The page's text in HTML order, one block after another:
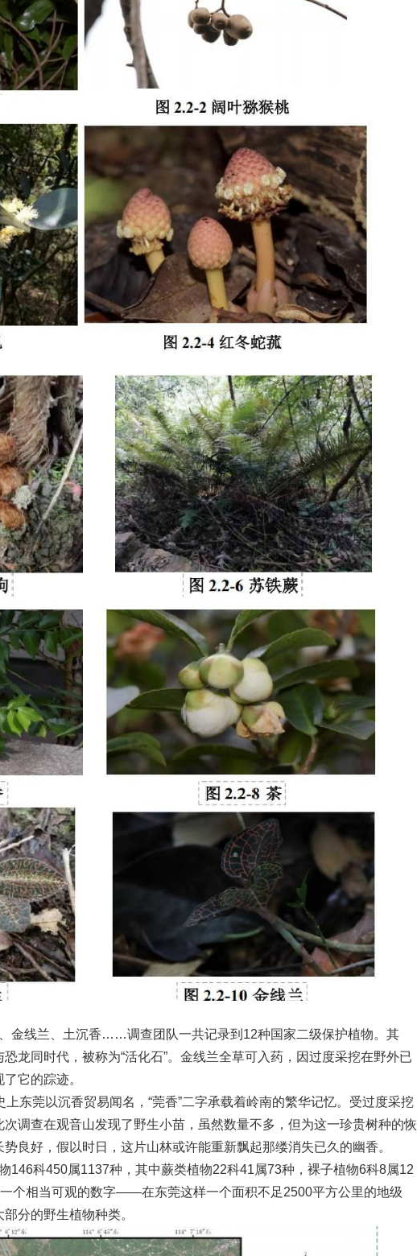
金线兰、土沉香……调查团队一共记录到12种国家二级保护植物。其
龙同时代，被称为“活化石”。金线兰全草可入药，因过度采挖在野外已
它的踪迹。
上东莞以沉香贸易闻名，“莞香”二字承载着岭南的繁华记忆。受过度采挖
调查在观音山发现了野生小苗，虽然数量不多，但为这一珍贵树种的恢
良好，假以时日，这片山林或许能重新飘起那缕消失已久的幽香。
146科450属1137种，其中蕨类植物22科41属73种，裸子植物6科8属12
个相当可观的数字——在东莞这样一个面积不足2500平方公里的地级
分的野生植物种类。